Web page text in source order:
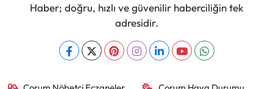
Haber; doğru, hızlı ve güvenilir haberciliğin tek
adresidir.